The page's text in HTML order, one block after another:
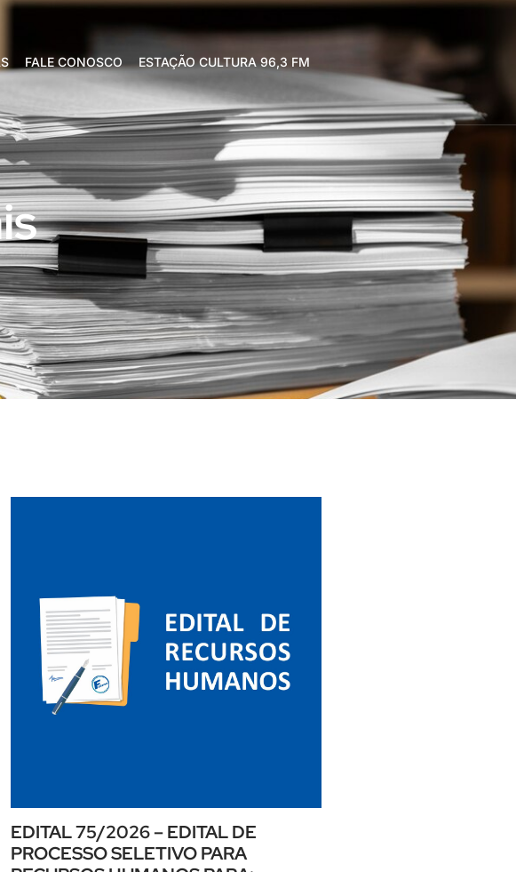
FALE CONOSCO ESTAÇÃO CULTURA 96,3 FM
EDITAL 75/2026 – EDITAL DE
PROCESSO SELETIVO PARA